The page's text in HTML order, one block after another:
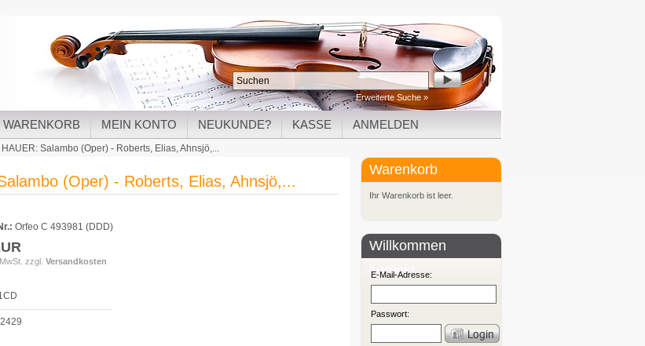
Erweiterte Suche »
WARENKORB MEIN KONTO NEUKUNDE? KASSE ANMELDEN
HAUER: Salambo (Oper) - Roberts, Elias, Ahnsjö,...
(Oper) - Roberts, Elias, Ahnsjö,...
Orfeo C 493981 (DDD)
zzgl. Versandkosten
Warenkorb
Ihr Warenkorb ist leer.
Willkommen
zurück!
E-Mail-Adresse:
Passwort: